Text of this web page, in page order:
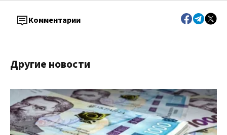
Комментарии
Другие новости